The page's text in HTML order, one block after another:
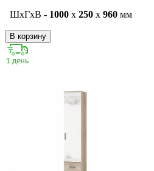
ШxГxВ - 1000 x 250 x 960 мм
В корзину